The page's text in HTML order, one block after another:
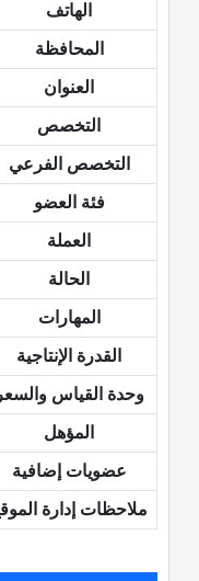
الهاتف
المحافظة
العنوان
التخصص
التخصص الفرعي
فئة العضو
العملة
الحالة
المهارات
القدرة الإنتاجية
وحدة القياس والسعر
المؤهل
عضويات إضافية
ملاحظات إدارة